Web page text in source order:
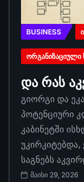
BUSINESS
ᲝᲠᲒᲐᲜᲘᲖᲐᲪᲘᲣᲚᲘ
და რას
გიორგი და
პოტენციური
კაბინეტში
უკირკიტებდა,
საგნებს
მაისი 29, 2026